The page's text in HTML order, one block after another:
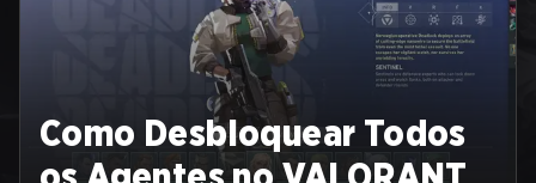
Como Desbloquear Todos